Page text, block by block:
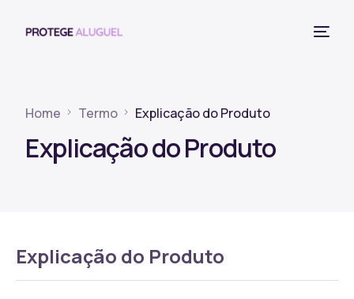
Home Termo Explicação do Produto
Explicação do Produto
Explicação do Produto